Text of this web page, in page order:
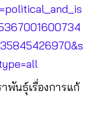
พันธุ์เรื่องการแก้